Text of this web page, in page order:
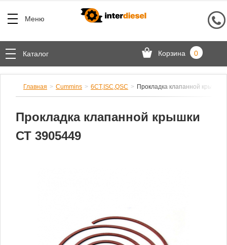
Меню
Каталог Корзина 0
Главная Cummins 6CT,ISC,QSC Прокладка клапанной крышки
Прокладка клапанной крышки
СТ 3905449